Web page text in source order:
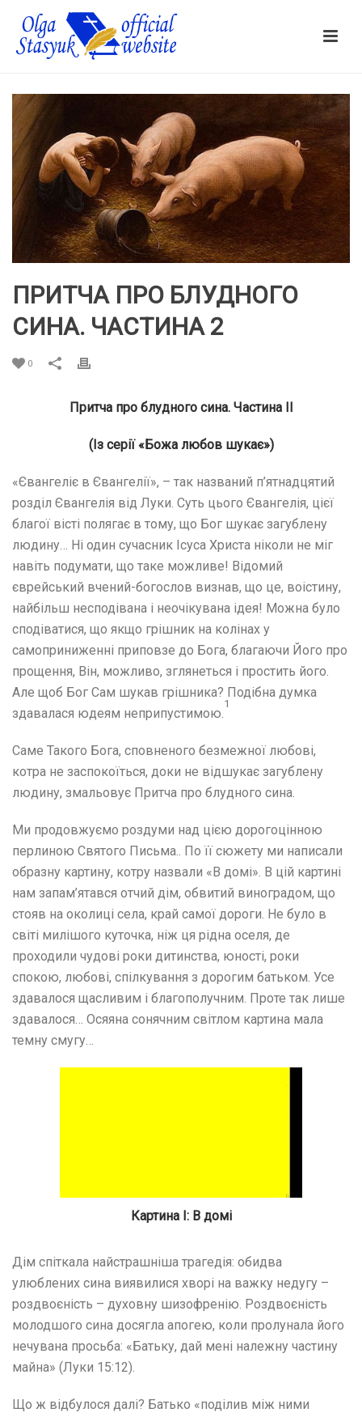
ПРИТЧА ПРО БЛУДНОГО
СИНА. ЧАСТИНА 2
0
Притча про блудного сина. Частина ІІ
(Із серії «Божа любов шукає»)
«Євангеліє в Євангелії», – так названий п’ятнадцятий
розділ Євангелія від Луки. Суть цього Євангелія, цієї
благої вісті полягає в тому, що Бог шукає загублену
людину… Ні один сучасник Ісуса Христа ніколи не міг
навіть подумати, що таке можливе! Відомий
єврейський вчений-богослов визнав, що це, воістину,
найбільш несподівана і неочікувана ідея! Можна було
сподіватися, що якщо грішник на колінах у
самоприниженні приповзе до Бога, благаючи Його про
прощення, Він, можливо, зглянеться і простить його.
Але щоб Бог Сам шукав грішника? Подібна думка
здавалася юдеям неприпустимою.
1
Саме Такого Бога, сповненого безмежної любові,
котра не заспокоїться, доки не відшукає загублену
людину, змальовує Притча про блудного сина.
Ми продовжуємо роздуми над цією дорогоцінною
перлиною Святого Письма.. По її сюжету ми написали
образну картину, котру назвали «В домі». В цій картині
нам запам’ятався отчий дім, обвитий виноградом, що
стояв на околиці села, край самої дороги. Не було в
світі милішого куточка, ніж ця рідна оселя, де
проходили чудові роки дитинства, юності, роки
спокою, любові, спілкування з дорогим батьком. Усе
здавалося щасливим і благополучним. Проте так лише
здавалося… Осяяна сонячним світлом картина мала
темну смугу…
Картина I: В домі
Дім спіткала найстрашніша трагедія: обидва
улюблених сина виявилися хворі на важку недугу –
роздвоєність – духовну шизофренію. Роздвоєність
молодшого сина досягла апогею, коли пролунала його
нечувана просьба: «Батьку, дай мені належну частину
майна» (Луки 15:12).
Що ж відбулося далі? Батько «поділив між ними